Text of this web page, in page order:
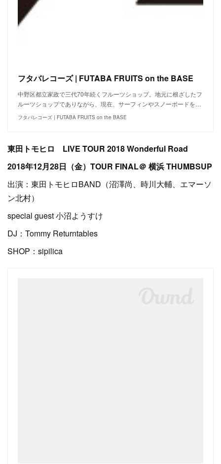
フタバレコーズ | FUTABA FRUITS on the BASE
中野区都立家政で三代70年続くフルーツショップ。地元に根ざしたフ
ルーツショップでありながら、現在、サーフィンやスノーボードを…
フタバレコーズ | FUTABA FRUITS on the BASE
東田トモヒロ LIVE TOUR 2018 Wonderful Road
2018年12月28日（金）​TOUR FINAL＠ 横浜 THUMBSUP
出演：東田トモヒロBAND（沼澤尚、時川大輔、エマーソ
ン北村）
special guest 小沼ようすけ
DJ：Tommy Returntables
SHOP：sipilica